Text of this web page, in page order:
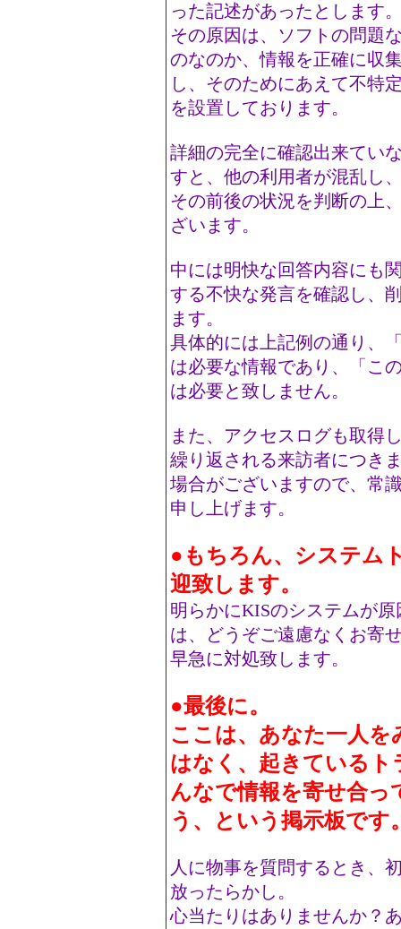
った記述があったとします
その原因は、ソフトの問題
のなのか、情報を正確に収
し、そのためにあえて不特
を設置しております。
詳細の完全に確認出来てい
すと、他の利用者が混乱し
その前後の状況を判断の上
ざいます。
中には明快な回答内容にも
する不快な発言を確認し、
ます。
具体的には上記例の通り、
は必要な情報であり、「こ
は必要と致しません。
また、アクセスログも取得
繰り返される来訪者につき
場合がございますので、常
申し上げます。
●もちろん、システム
迎致します。
明らかにKISのシステムが
は、どうぞご遠慮なくお寄
早急に対処致します。
●最後に。
ここは、あなた一人を
はなく、起きているト
んなで情報を寄せ合
う、という掲示板です
人に物事を質問するとき、
放ったらかし。
心当たりはありませんか？